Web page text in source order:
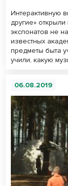
Интерактивную
другие»
экспонатов не
известных
предметы быта
учили, какую
06.08.2019